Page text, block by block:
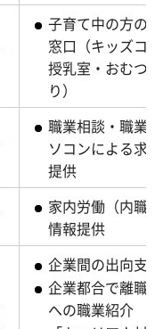
子育て中の方の
窓口（キッズコ
授乳室・おむつ
り）
職業相談・職業
ソコンによる求
提供
家内労働（内職
情報提供
企業間の出向支
企業都合で離職
への職業紹介